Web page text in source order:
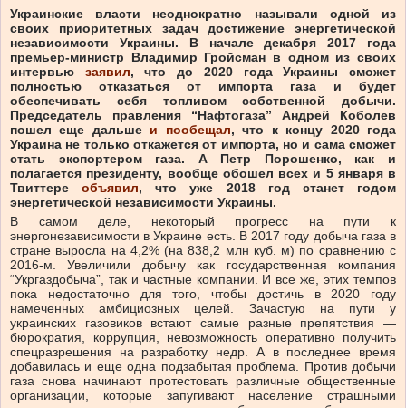
Украинские власти неоднократно называли одной из
своих приоритетных задач достижение энергетической
независимости Украины. В начале декабря 2017 года
премьер-министр Владимир Гройсман в одном из своих
интервью заявил, что до 2020 года Украины сможет
полностью отказаться от импорта газа и будет
обеспечивать себя топливом собственной добычи.
Председатель правления “Нафтогаза” Андрей Коболев
пошел еще дальше и пообещал, что к концу 2020 года
Украина не только откажется от импорта, но и сама сможет
стать экспортером газа. А Петр Порошенко, как и
полагается президенту, вообще обошел всех и 5 января в
Твиттереобъявил, что уже 2018 год станет годом
энергетической независимости Украины.
В самом деле, некоторый прогресс на пути к
энергонезависимости в Украине есть. В 2017 году добыча газа в
стране выросла на 4,2% (на 838,2 млн куб. м) по сравнению с
2016-м. Увеличили добычу как государственная компания
“Укргаздобыча”, так и частные компании. И все же, этих темпов
пока недостаточно для того, чтобы достичь в 2020 году
намеченных амбициозных целей. Зачастую на пути у
украинских газовиков встают самые разные препятствия —
бюрократия, коррупция, невозможность оперативно получить
спецразрешения на разработку недр. А в последнее время
добавилась и еще одна подзабытая проблема. Против добычи
газа снова начинают протестовать различные общественные
организации, которые запугивают население страшными